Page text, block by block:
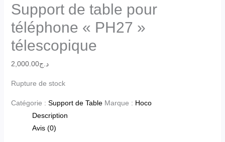
Support de table pour
téléphone « PH27 »
télescopique
د.ج2,000.00
Rupture de stock
Catégorie : Support de Table Marque : Hoco
Description
Avis (0)